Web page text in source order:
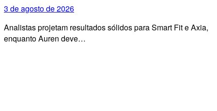
3 de agosto de 2026
Analistas projetam resultados sólidos para Smart Fit e Axia,
enquanto Auren deve…